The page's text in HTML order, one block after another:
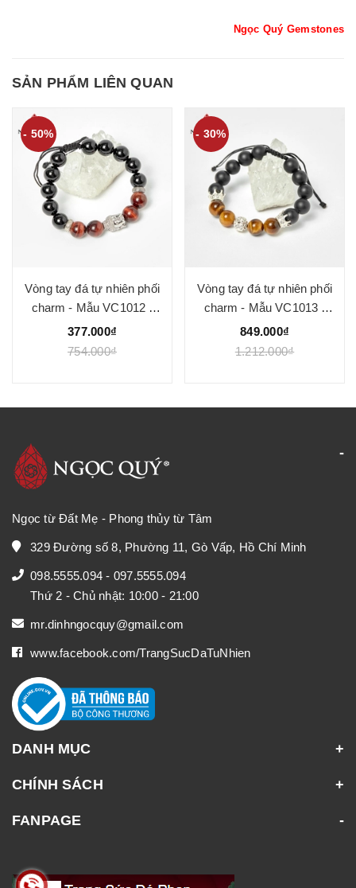
Ngọc Quý Gemstones
SẢN PHẨM LIÊN QUAN
- 50%
Vòng tay đá tự nhiên phối
charm - Mẫu VC1012 -
Ngọc Quý
377.000₫
754.000₫
- 30%
Vòng tay đá tự nhiên phối
charm - Mẫu VC1013 -
Ngọc Quý
849.000₫
1.212.000₫
Ngọc từ Đất Mẹ - Phong thủy từ Tâm
329 Đường số 8, Phường 11, Gò Vấp, Hồ Chí Minh
098.5555.094 - 097.5555.094
Thứ 2 - Chủ nhật: 10:00 - 21:00
mr.dinhngocquy@gmail.com
www.facebook.com/TrangSucDaTuNhien
DANH MỤC
CHÍNH SÁCH
FANPAGE